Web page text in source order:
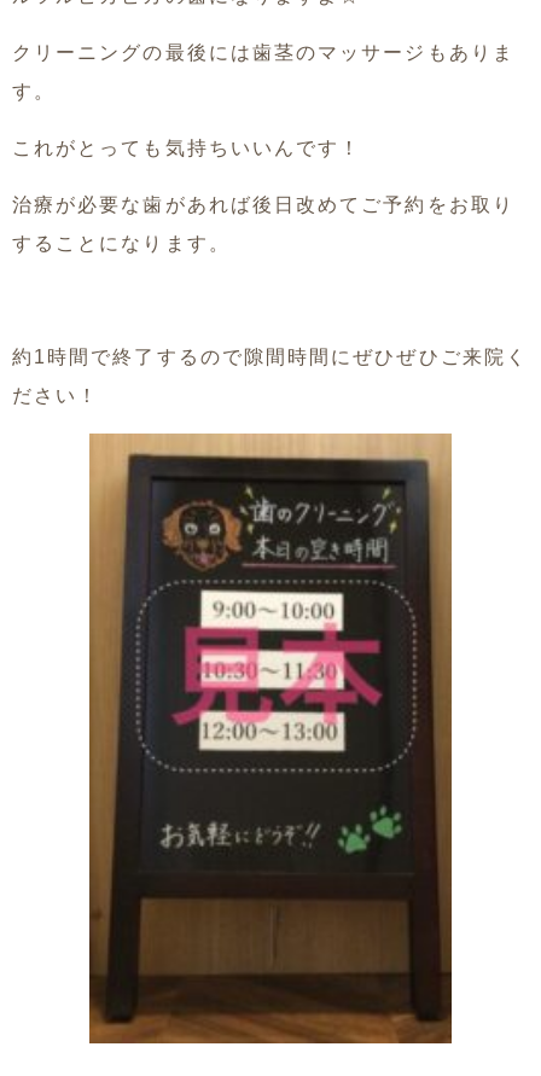
クリーニングの最後には歯茎のマッサージもありま
す。
これがとっても気持ちいいんです！
治療が必要な歯があれば後日改めてご予約をお取り
することになります。
約1時間で終了するので隙間時間にぜひぜひご来院く
ださい！